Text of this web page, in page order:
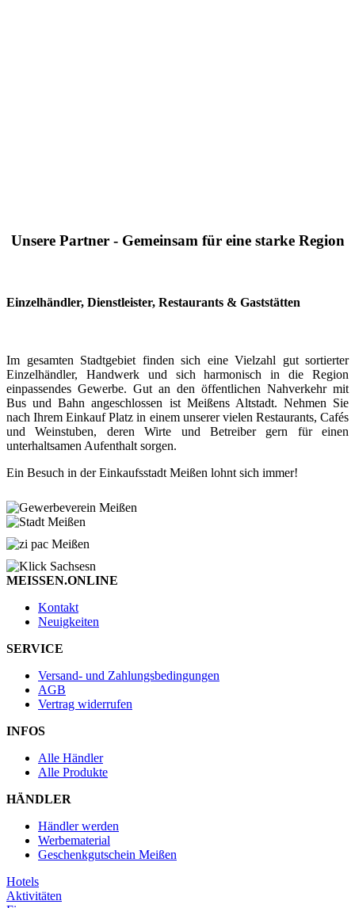
Unsere Partner - Gemeinsam für eine starke Region
Einzelhändler, Dienstleister, Restaurants & Gaststätten
Im gesamten Stadtgebiet finden sich eine Vielzahl gut sortierter
Einzelhändler, Handwerk und sich harmonisch in die Region
einpassendes Gewerbe. Gut an den öffentlichen Nahverkehr mit
Bus und Bahn angeschlossen ist Meißens Altstadt. Nehmen Sie
nach Ihrem Einkauf Platz in einem unserer vielen Restaurants, Cafés
und Weinstuben, deren Wirte und Betreiber gern für einen
unterhaltsamen Aufenthalt sorgen.
Ein Besuch in der Einkaufsstadt Meißen lohnt sich immer!
MEISSEN.ONLINE
Kontakt
Neuigkeiten
SERVICE
Versand- und Zahlungsbedingungen
AGB
Vertrag widerrufen
INFOS
Alle Händler
Alle Produkte
HÄNDLER
Händler werden
Werbematerial
Geschenkgutschein Meißen
Hotels
Aktivitäten